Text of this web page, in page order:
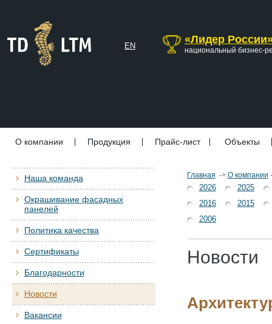
EN
«Лидер
национальный бизнес-
О компании Продукция Прайс-лист Объекты
Главная -> О компании
2026
2025
2016
2015
2006
Новости
Наша команда
Окрашивание фасадных
панелей
Политика качества
Сертификаты
Благодарности
Новости
Вакансии